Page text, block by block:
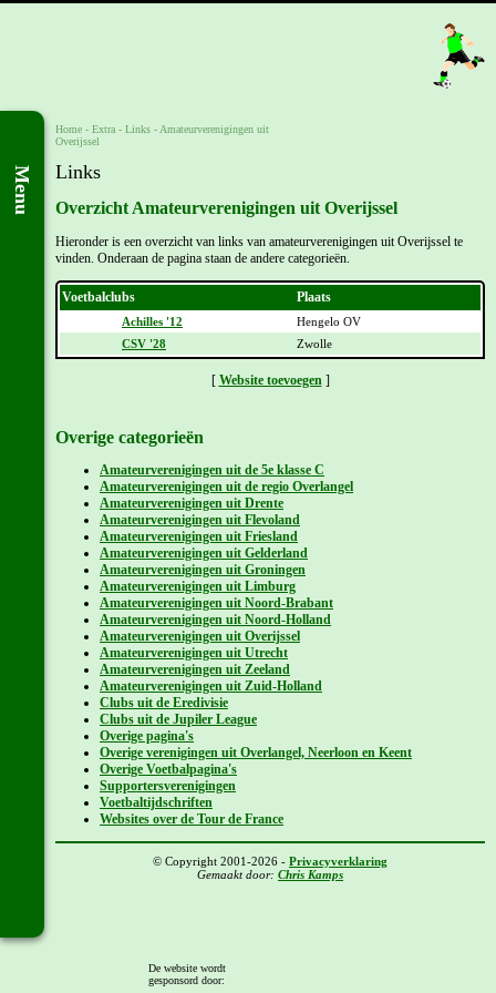
Menu
Home - Extra - Links - Amateurverenigingen uit
Overijssel
Links
Overzicht Amateurverenigingen uit Overijssel
Hieronder is een overzicht van links van amateurverenigingen uit Overijssel te
vinden. Onderaan de pagina staan de andere categorieën.
Voetbalclubs Plaats
Achilles '12
Hengelo OV
CSV '28
Zwolle
[ Website toevoegen ]
Overige categorieën
Amateurverenigingen uit de 5e klasse C
Amateurverenigingen uit de regio Overlangel
Amateurverenigingen uit Drente
Amateurverenigingen uit Flevoland
Amateurverenigingen uit Friesland
Amateurverenigingen uit Gelderland
Amateurverenigingen uit Groningen
Amateurverenigingen uit Limburg
Amateurverenigingen uit Noord-Brabant
Amateurverenigingen uit Noord-Holland
Amateurverenigingen uit Overijssel
Amateurverenigingen uit Utrecht
Amateurverenigingen uit Zeeland
Amateurverenigingen uit Zuid-Holland
Clubs uit de Eredivisie
Clubs uit de Jupiler League
Overige pagina's
Overige verenigingen uit Overlangel, Neerloon en Keent
Overige Voetbalpagina's
Supportersverenigingen
Voetbaltijdschriften
Websites over de Tour de France
© Copyright 2001-2026 - Privacyverklaring
Gemaakt door: Chris Kamps
De website wordt
gesponsord door: